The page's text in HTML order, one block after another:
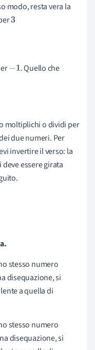
modo, resta vera la
3
−1 . Quello che
moltiplichi o dividi per
due numeri. Per
invertire il verso: la
essere girata
stesso numero
disequazione, si
a quella di
stesso numero
disequazione, si